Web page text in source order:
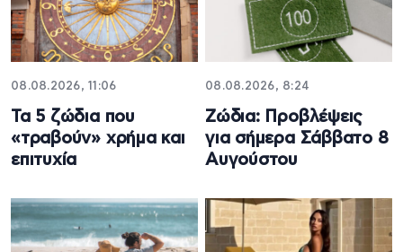
08.08.2026, 11:06
Τα 5 ζώδια που
«τραβούν» χρήμα και
επιτυχία
08.08.2026, 8:24
Ζώδια: Προβλέψεις
για σήμερα Σάββατο 8
Αυγούστου